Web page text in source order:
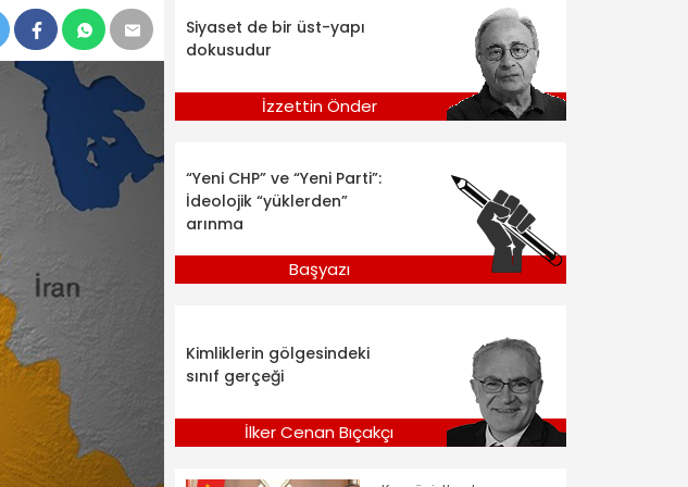
Siyaset de bir üst-yapı
dokusudur
İzzettin Önder
“Yeni CHP” ve “Yeni Parti”:
İdeolojik “yüklerden”
arınma
Başyazı
Kimliklerin gölgesindeki
sınıf gerçeği
İlker Cenan Bıçakçı